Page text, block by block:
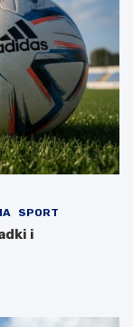
SPORT
i